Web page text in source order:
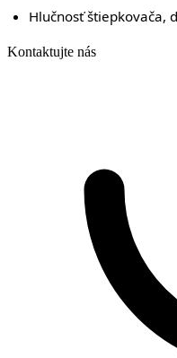
Hlučnosť štiepkovača,
Kontaktujte nás